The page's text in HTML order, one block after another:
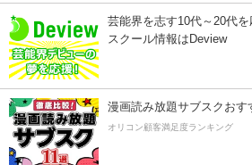
芸能界を志す10代～20代
スクール情報はDeview
漫画読み放題サブスクおす
オリコン顧客満足度ランキング